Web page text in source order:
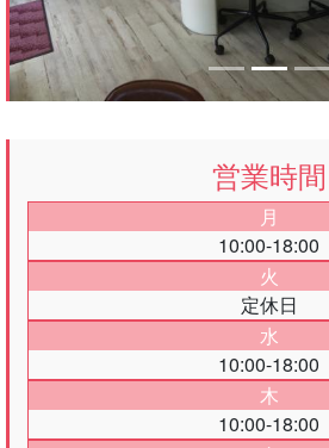
営業時間
月
10:00-18:00
火
定休日
水
10:00-18:00
木
10:00-18:00